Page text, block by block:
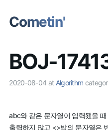
Cometin'
BOJ-
2020-08-04 at Algorithm
abc와 같은 문자열이 입력됐을 때
출력하지 않고 <>밖의 문자열은